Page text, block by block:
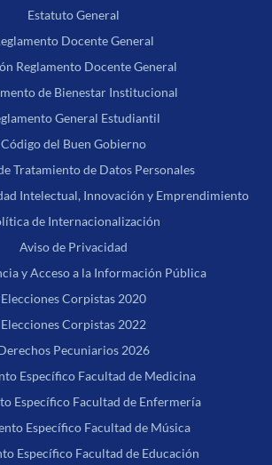
Estatuto General
Docente General
Reglamento Docente General
de Bienestar Institucional
General Estudiantil
Código del Buen Gobierno
Tratamiento de Datos Personales
Intelectual, Innovación y Emprendimiento
de Internacionalización
Aviso de Privacidad
y Acceso a la Información Pública
Elecciones Corpistas 2020
Elecciones Corpistas 2022
Pecuniarios 2026
Específico Facultad de Medicina
Específico Facultad de Enfermería
Específico Facultad de Música
Específico Facultad de Educación